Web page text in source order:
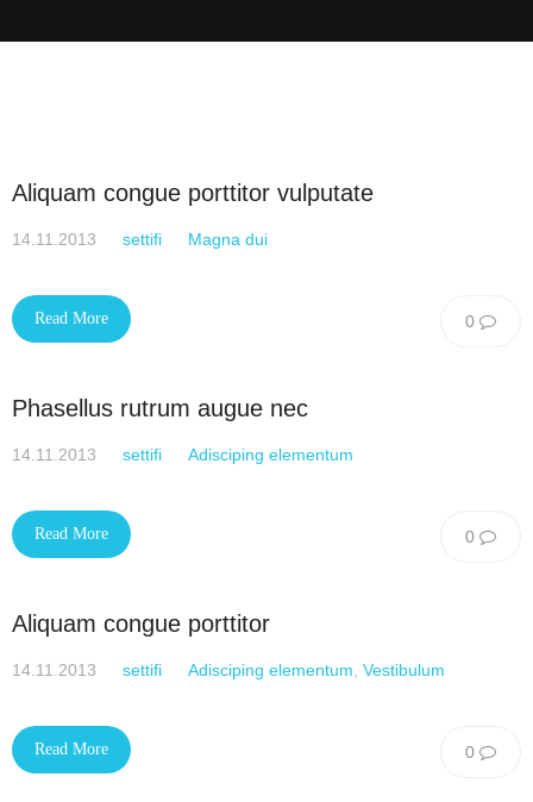
Aliquam congue porttitor vulputate
14.11.2013 settifi Magna dui
0
Read More
Phasellus rutrum augue nec
14.11.2013 settifi Adisciping elementum
0
Read More
Aliquam congue porttitor
14.11.2013 settifi Adisciping elementum Vestibulum
0
Read More